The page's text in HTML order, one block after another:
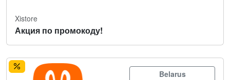
Xistore
Акция по промокоду!
Belarus